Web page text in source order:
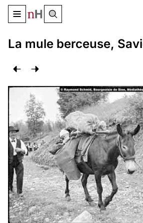
Basculer le menu de navigation
La mule berceuse,